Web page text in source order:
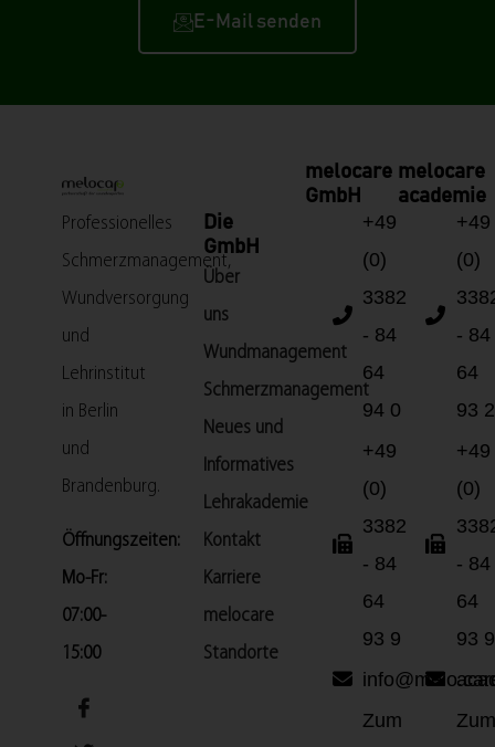
E-Mail senden
Professionelles
Schmerzmanagement,
Wundversorgung
und
Lehrinstitut
in Berlin
und
Brandenburg.
Öffnungszeiten:
Mo-Fr:
07:00-
15:00
Die
GmbH
Über
uns
Wundmanagement
Schmerzmanagement
Neues und
Informatives
Lehrakademie
Kontakt
Karriere
melocare
Standorte
melocare
GmbH
+49
(0)
3382
- 84
64
94 0
+49
(0)
3382
- 84
64
93 9
Zum
melocare
academie
+49
(0)
- 84
64
93 2
+49
(0)
- 84
64
93 9
Zum